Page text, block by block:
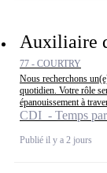
Auxiliaire
77 - COURTRY
Nous recherchons
quotidien. Votre rôle
épanouissement à
CDI - Temps
Publié il y a 2 jours